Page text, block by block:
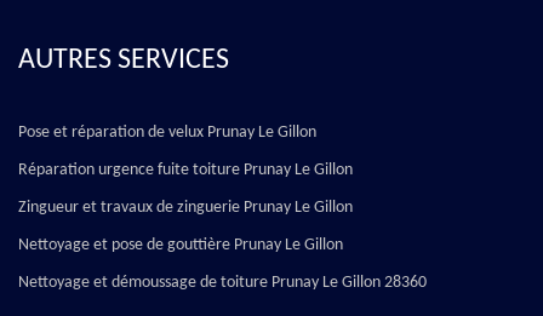
AUTRES SERVICES
Pose et réparation de velux Prunay Le Gillon
Réparation urgence fuite toiture Prunay Le Gillon
Zingueur et travaux de zinguerie Prunay Le Gillon
Nettoyage et pose de gouttière Prunay Le Gillon
Nettoyage et démoussage de toiture Prunay Le Gillon 28360